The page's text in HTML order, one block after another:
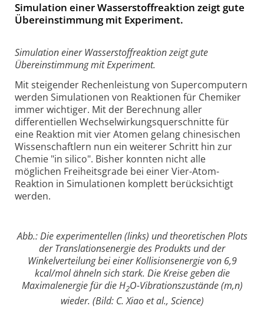
Simulation einer Wasserstoffreaktion zeigt gute
Übereinstimmung mit Experiment.
Simulation einer Wasserstoffreaktion zeigt gute
Übereinstimmung mit Experiment.
Mit steigender Rechenleistung von Supercomputern
werden Simulationen von Reaktionen für Chemiker
immer wichtiger. Mit der Berechnung aller
differentiellen Wechselwirkungsquerschnitte für
eine Reaktion mit vier Atomen gelang chinesischen
Wissenschaftlern nun ein weiterer Schritt hin zur
Chemie "in silico". Bisher konnten nicht alle
möglichen Freiheitsgrade bei einer Vier-Atom-
Reaktion in Simulationen komplett berücksichtigt
werden.
Abb.: Die experimentellen (links) und theoretischen Plots
der Translationsenergie des Produkts und der
Winkelverteilung bei einer Kollisionsenergie von 6,9
kcal/mol ähneln sich stark. Die Kreise geben die
Maximalenergie für die H2O-Vibrationszustände (m,n)
wieder. (Bild: C. Xiao et al., Science)